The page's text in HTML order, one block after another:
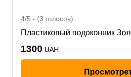
4/5 - (3 голосов)
Пластиковый подоконник
1300 UAH